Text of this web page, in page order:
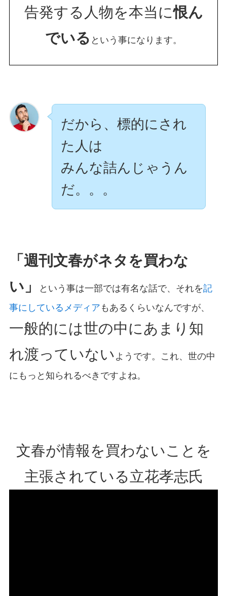
告発する人物を本当に恨ん
でいる という事になります。
だから、標的にされ
た人は
みんな詰んじゃうん
だ。。。
「週刊文春がネタを買わな
い」
という事は一部では有名な話で、それを記
事にしているメディア もあるくらいなんですが、
一般的には世の中にあまり知
れ渡っていない ようです。これ、世の中
にもっと知られるべきですよね。
文春が情報を買わないことを
主張されている立花孝志氏